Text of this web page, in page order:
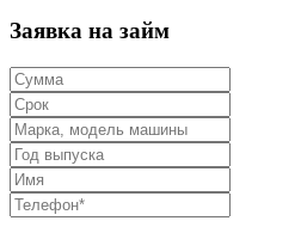
Заявка на займ